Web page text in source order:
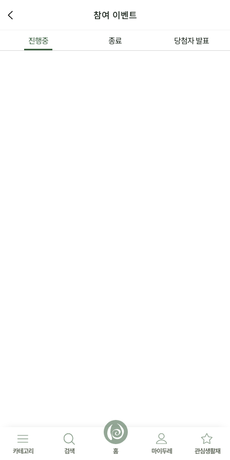
참여 이벤트
진행중 종료 당첨자 발표
카테고리 검색 홈 마이두레 관심생활재